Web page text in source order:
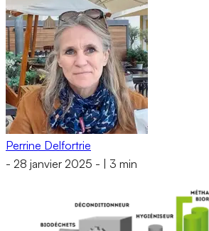
Perrine Delfortrie
- 28 janvier 2025 - 3 min